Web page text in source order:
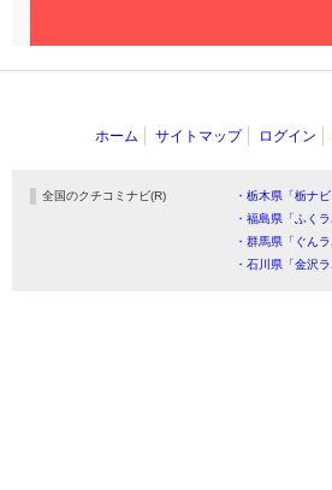
ホーム サイトマップ ログイン
全国のクチコミナビ(R) ・栃木県「栃ナビ
・福島県「ふくラ
・群馬県「ぐんラ
・石川県「金沢ラ